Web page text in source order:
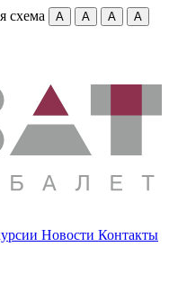
схема A A A
A
Новости Контакты